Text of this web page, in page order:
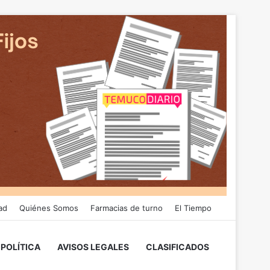
Quiénes Somos Farmacias de turno El Tiempo
POLÍTICA AVISOS LEGALES CLASIFICADOS